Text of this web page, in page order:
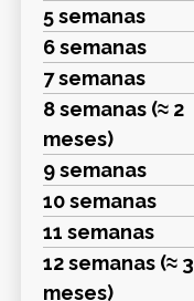
5 semanas
6 semanas
7 semanas
8 semanas (≈ 2
meses)
9 semanas
10 semanas
11 semanas
12 semanas (≈ 3
meses)